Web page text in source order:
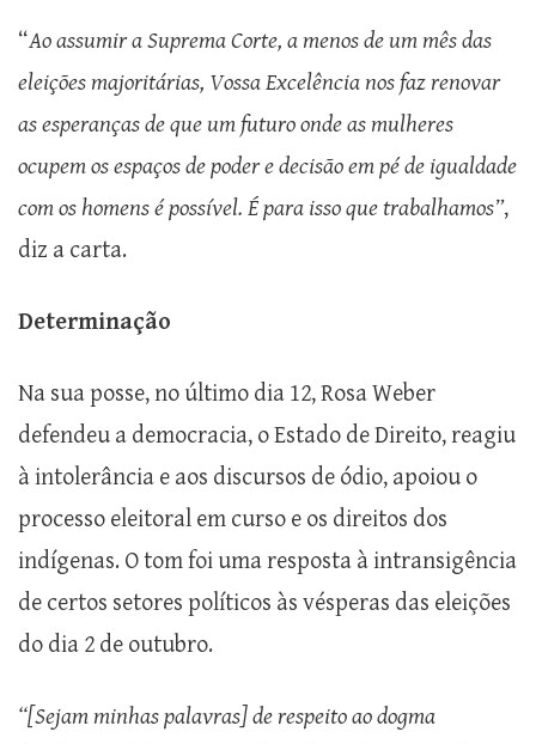
“Ao assumir a Suprema Corte, a menos de um mês das
eleições majoritárias, Vossa Excelência nos faz renovar
as esperanças de que um futuro onde as mulheres
ocupem os espaços de poder e decisão em pé de igualdade
com os homens é possível. É para isso que trabalhamos”,
diz a carta.
Determinação
Na sua posse, no último dia 12, Rosa Weber
defendeu a democracia, o Estado de Direito, reagiu
à intolerância e aos discursos de ódio, apoiou o
processo eleitoral em curso e os direitos dos
indígenas. O tom foi uma resposta à intransigência
de certos setores políticos às vésperas das eleições
do dia 2 de outubro.
“[Sejam minhas palavras] de respeito ao dogma